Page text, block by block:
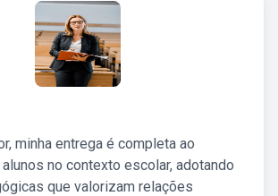
minha entrega é completa ao
no contexto escolar, adotando
que valorizam relações